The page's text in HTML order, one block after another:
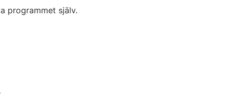
programmet själv.